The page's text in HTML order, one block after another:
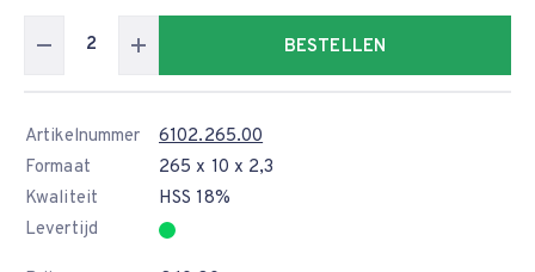
BESTELLEN
Artikelnummer
6102.265.00
Formaat
265 x 10 x 2,3
Kwaliteit
HSS 18%
Levertijd